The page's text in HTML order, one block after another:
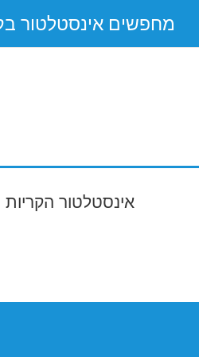
מחפשים אינסטלטור בקריות
אינסטלטור הקריות